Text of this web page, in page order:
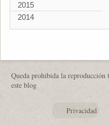
2015
2014
Queda prohibida la
este blog
Privacidad